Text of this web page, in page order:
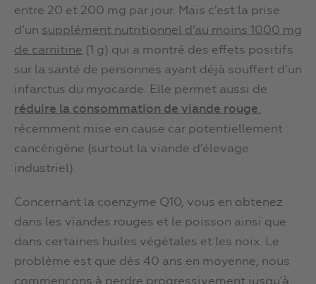
entre 20 et 200 mg par jour. Mais c’est la prise
d’un supplément nutritionnel d’au moins 1000 mg
de carnitine (1 g) qui a montré des effets positifs
sur la santé de personnes ayant déjà souffert d’un
infarctus du myocarde. Elle permet aussi de
réduire la consommation de viande rouge,
récemment mise en cause car potentiellement
cancérigène (surtout la viande d’élevage
industriel).
Concernant la coenzyme Q10, vous en obtenez
dans les viandes rouges et le poisson ainsi que
dans certaines huiles végétales et les noix. Le
problème est que dès 40 ans en moyenne, nous
commençons à perdre progressivement jusqu’à